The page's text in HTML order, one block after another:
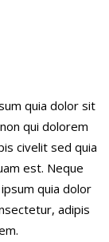
quia dolor sit
qui dolorem
civelit sed quia
est. Neque
quia dolor
adipis